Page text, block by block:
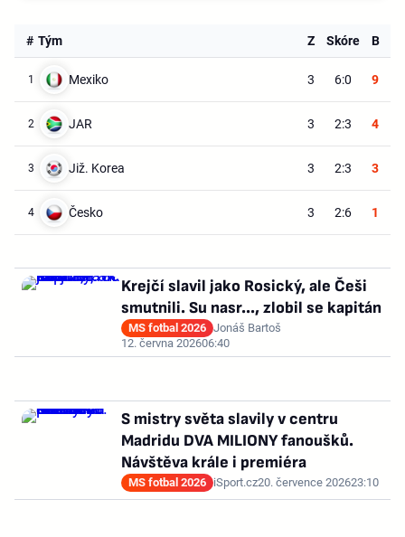
# Tým Z Skóre B
1 Mexiko 3 6:0 9
2 JAR 3 2:3 4
3 Již. Korea 3 2:3 3
4 Česko 3 2:6 1
Krejčí slavil jako Rosický, ale Češi
smutnili. Su nasr..., zlobil se kapitán
MS fotbal 2026 Jonáš Bartoš
12. června 202606:40
S mistry světa slavily v centru
Madridu DVA MILIONY fanoušků.
Návštěva krále i premiéra
MS fotbal 2026 iSport.cz20. července 202623:10